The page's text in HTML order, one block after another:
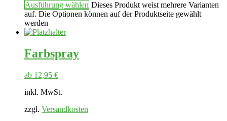
Ausführung wählen Dieses Produkt weist mehrere Varianten
auf. Die Optionen können auf der Produktseite gewählt
werden
Farbspray
ab 12,95 €
inkl. MwSt.
zzgl. Versandkosten